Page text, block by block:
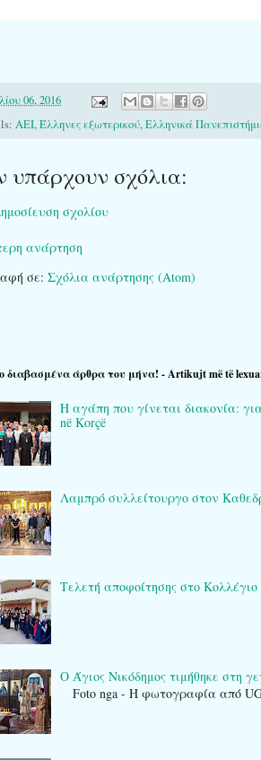
06, 2016
ΑΕΙ,Έλληνες εξωτερικού,Ελληνικά
υπάρχουν σχόλια:
σχολίου
ανάρτηση
σε: Σχόλια ανάρτησης (Atom)
διαβασμένα άρθρα του μήνα! - Artikujt më të
Η αγάπη που γίνεται διακονία:
në Korçë
Λαμπρό συλλείτουργο στον
Τελετή αποφοίτησης στο
Ο Άγιος Νικόδημος τιμήθηκε στη
Foto nga - Η φωτογραφία από